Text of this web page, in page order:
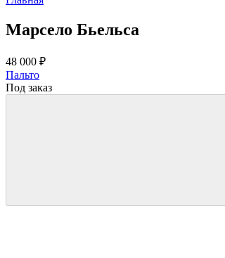
Марсело Бьельса
48 000 ₽
Пальто
Под заказ